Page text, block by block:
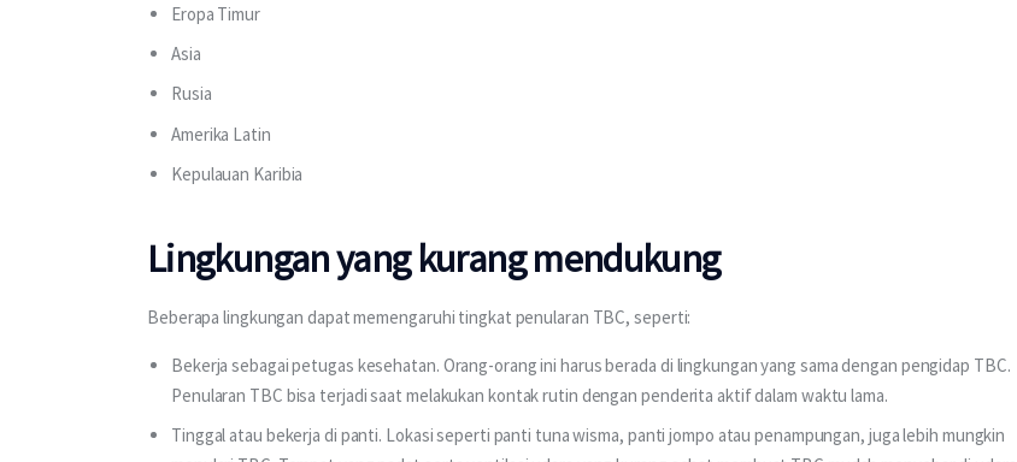
Eropa Timur
Asia
Rusia
Amerika Latin
Kepulauan Karibia
Lingkungan yang kurang mendukung
Beberapa lingkungan dapat memengaruhi tingkat penularan TBC, seperti:
Bekerja sebagai petugas kesehatan. Orang-orang ini harus berada di lingkungan yang sama dengan pengidap TBC.
Penularan TBC bisa terjadi saat melakukan kontak rutin dengan penderita aktif dalam waktu lama.
Tinggal atau bekerja di panti. Lokasi seperti panti tuna wisma, panti jompo atau penampungan, juga lebih mungkin